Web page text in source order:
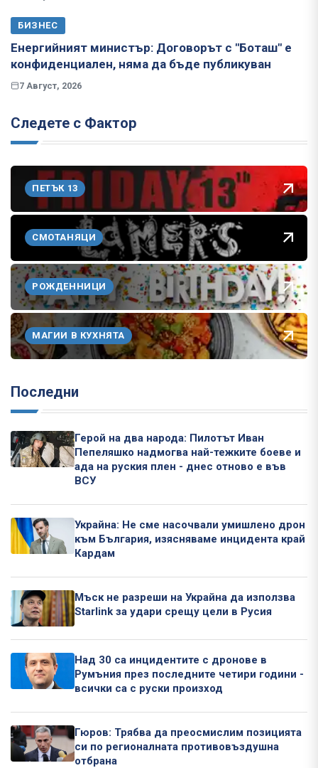
БИЗНЕС
Енергийният министър: Договорът с "Боташ" е
конфиденциален, няма да бъде публикуван
7 Август, 2026
Следете с Фактор
ПЕТЪК 13
СМОТАНЯЦИ
РОЖДЕННИЦИ
МАГИИ В КУХНЯТА
Последни
Герой на два народа: Пилотът Иван
Пепеляшко надмогва най-тежките боеве и
ада на руския плен - днес отново е във
ВСУ
Украйна: Не сме насочвали умишлено дрон
към България, изясняваме инцидента край
Кардам
Мъск не разреши на Украйна да използва
Starlink за удари срещу цели в Русия
Над 30 са инцидентите с дронове в
Румъния през последните четири години -
всички са с руски произход
Гюров: Трябва да преосмислим позицията
си по регионалната противовъздушна
отбрана